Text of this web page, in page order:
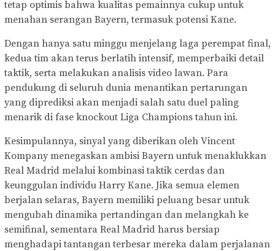
tetap optimis bahwa kualitas pemainnya cukup untuk
menahan serangan Bayern, termasuk potensi Kane.
Dengan hanya satu minggu menjelang laga perempat final,
kedua tim akan terus berlatih intensif, memperbaiki detail
taktik, serta melakukan analisis video lawan. Para
pendukung di seluruh dunia menantikan pertarungan
yang diprediksi akan menjadi salah satu duel paling
menarik di fase knockout Liga Champions tahun ini.
Kesimpulannya, sinyal yang diberikan oleh Vincent
Kompany menegaskan ambisi Bayern untuk menaklukkan
Real Madrid melalui kombinasi taktik cerdas dan
keunggulan individu Harry Kane. Jika semua elemen
berjalan selaras, Bayern memiliki peluang besar untuk
mengubah dinamika pertandingan dan melangkah ke
semifinal, sementara Real Madrid harus bersiap
menghadapi tantangan terbesar mereka dalam perjalanan